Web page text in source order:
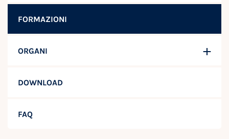
FORMAZIONI
ORGANI
DOWNLOAD
FAQ